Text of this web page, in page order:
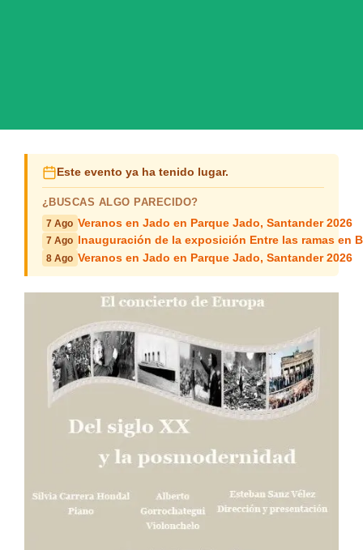
Este evento ya ha tenido lugar.
¿BUSCAS ALGO PARECIDO?
7 Ago Veranos en Jado en Parque Jado, Santander 2026
7 Ago Inauguración de la exposición Entre las ramas en
8 Ago Veranos en Jado en Parque Jado, Santander 2026